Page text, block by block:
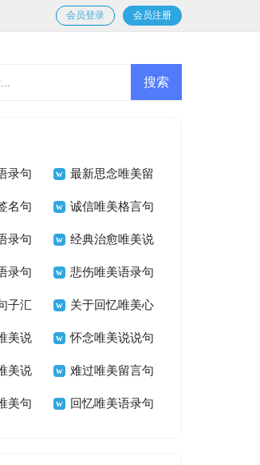
会员登录 会员注册
录句 最新思念唯美留
言句子大全（精选
50句）
名句 诚信唯美格言句
子30句
录句 经典治愈唯美说
说句子40句精选
录句 悲伤唯美语录句
子30句
子汇
）
关于回忆唯美心
语句子（精选30
句）
美说
精选
怀念唯美说说句
子80句精选
美说
通用
难过唯美留言句
子大全（通用80
美句 回忆唯美语录句